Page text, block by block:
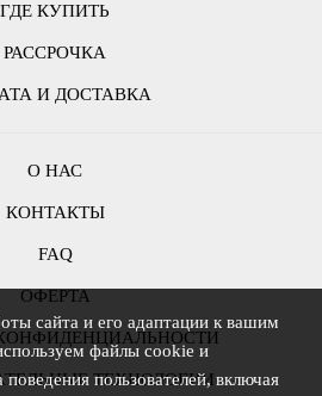
ГДЕ КУПИТЬ
РАССРОЧКА
И ДОСТАВКА
О НАС
КОНТАКТЫ
FAQ
ОФЕРТА
ТЕХНОЛОГИИ
сайта и его адаптации к вашим
файлы cookie и
поведения пользователей, включая